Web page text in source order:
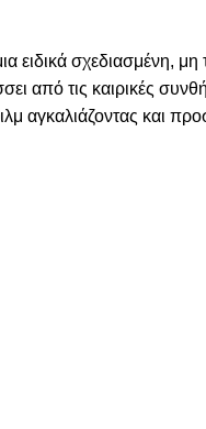
σχεδιασμένη, μη
από τις καιρικές
αγκαλιάζοντας και